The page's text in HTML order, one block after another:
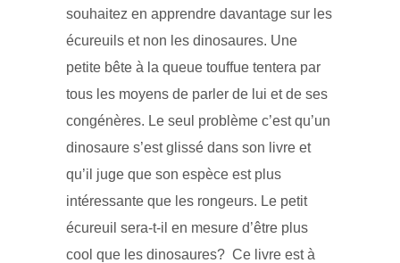
souhaitez en apprendre davantage sur les
écureuils et non les dinosaures. Une
petite bête à la queue touffue tentera par
tous les moyens de parler de lui et de ses
congénères. Le seul problème c’est qu’un
dinosaure s’est glissé dans son livre et
qu’il juge que son espèce est plus
intéressante que les rongeurs. Le petit
écureuil sera-t-il en mesure d’être plus
cool que les dinosaures? Ce livre est à